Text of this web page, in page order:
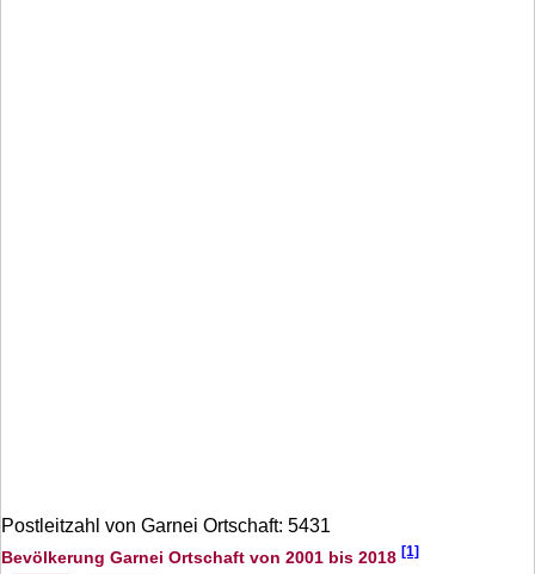
Postleitzahl von Garnei Ortschaft: 5431
Bevölkerung Garnei Ortschaft von 2001 bis 2018 [1]